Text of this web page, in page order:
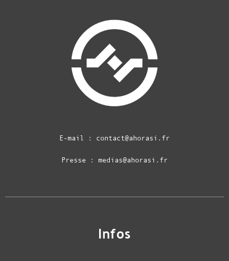
E-mail : contact@ahorasi.fr
Presse : medias@ahorasi.fr
Infos